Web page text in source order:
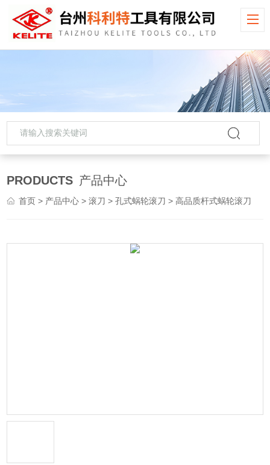
PRODUCTS 产品中心
首页 > 产品中心 >滚刀 >孔式蜗轮滚刀 > 高品质杆式蜗轮滚刀